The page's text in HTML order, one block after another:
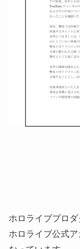
ホロライブプロ
ホロライブ公式